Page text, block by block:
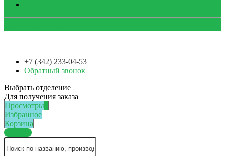
+7 (342) 233-04-53
Обратный звонок
Выбрать отделение
Для получения заказа
Просмотры
Избранное
Корзина
Каталог